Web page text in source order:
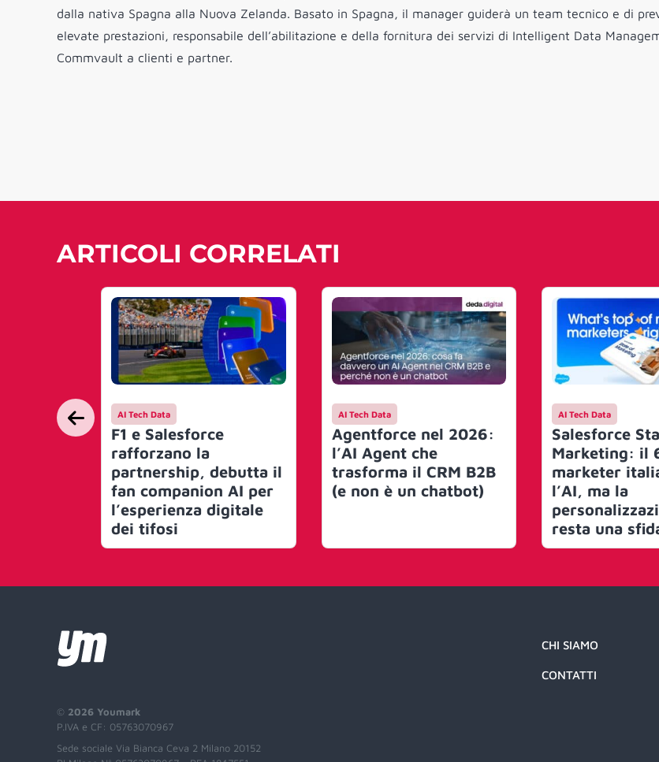
dalla nativa Spagna alla Nuova Zelanda. Basato in Spagna, il manager guiderà un team tecnico e di
elevate prestazioni, responsabile dell’abilitazione e della fornitura dei servizi di Intelligent Data
Commvault a clienti e partner.
ARTICOLI CORRELATI
AI Tech Data
F1 e Salesforce
rafforzano la
partnership, debutta il
fan companion AI per
l’esperienza digitale
dei tifosi
AI Tech Data
Agentforce nel 2026:
l’AI Agent che
trasforma il CRM B2B
(e non è un chatbot)
AI Tech Data
Salesforce
Marketing: il
marketer
l’AI, ma la
resta una
© 2026 Youmark
P.IVA e CF: 05763070967
Sede sociale Via Bianca Ceva 2 Milano 20152
CHI SIAMO
CONTATTI